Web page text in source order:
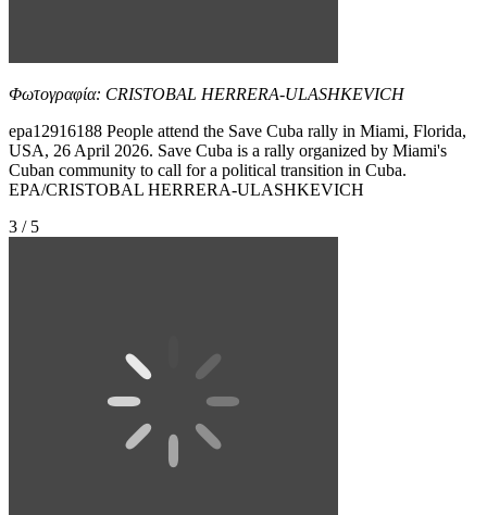
Φωτογραφία: CRISTOBAL HERRERA-ULASHKEVICH
epa12916188 People attend the Save Cuba rally in Miami, Florida,
USA, 26 April 2026. Save Cuba is a rally organized by Miami's
Cuban community to call for a political transition in Cuba.
EPA/CRISTOBAL HERRERA-ULASHKEVICH
3 / 5